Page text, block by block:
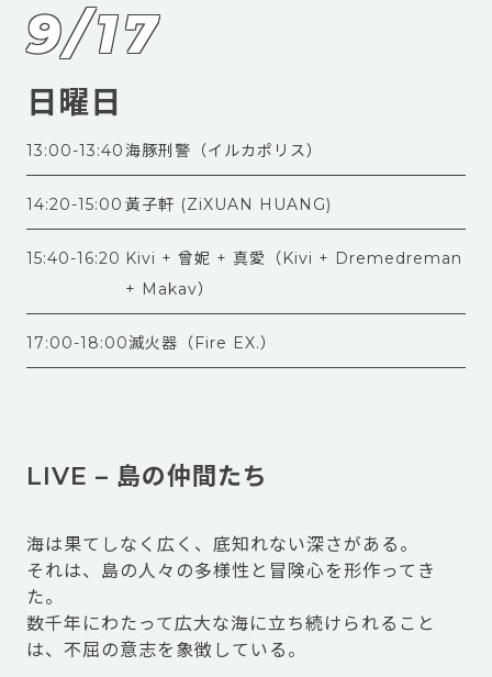
9/17
日曜日
13:00-13:40海豚刑警（イルカポリス）
14:20-15:00 黃子軒 (ZiXUAN HUANG)
15:40-16:20 Kivi + 曾妮 + 真愛（Kivi + Dremedreman
+ Makav）
17:00-18:00滅火器（Fire EX.）
LIVE – 島の仲間たち
海は果てしなく広く、底知れない深さがある。
それは、島の人々の多様性と冒険心を形作ってき
た。
数千年にわたって広大な海に立ち続けられること
は、不屈の意志を象徴している。